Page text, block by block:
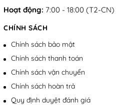
Hoạt động: 7:00 - 18:00 (T2-CN)
CHÍNH SÁCH
Chính sách bảo mật
Chính sách thanh toán
Chính sách vận chuyển
Chính sách hoàn trả
Quy định duyệt đánh giá